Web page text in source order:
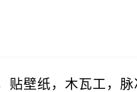
贴壁纸，木瓦工，